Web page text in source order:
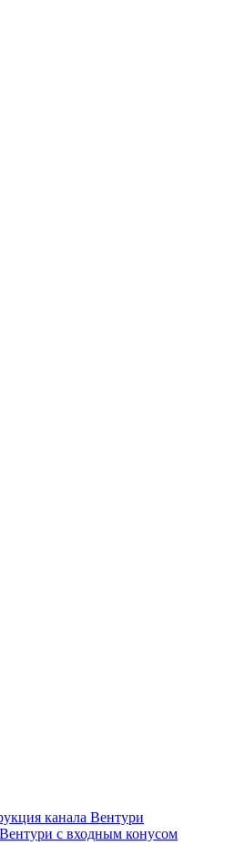
канала Вентури
c входным конусом